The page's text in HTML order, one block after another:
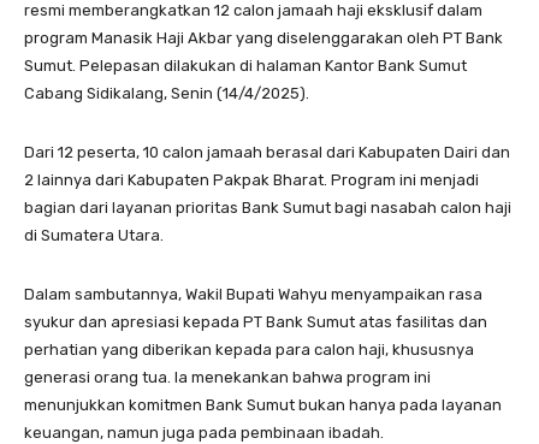
resmi memberangkatkan 12 calon jamaah haji eksklusif dalam
program Manasik Haji Akbar yang diselenggarakan oleh PT Bank
Sumut. Pelepasan dilakukan di halaman Kantor Bank Sumut
Cabang Sidikalang, Senin (14/4/2025).
Dari 12 peserta, 10 calon jamaah berasal dari Kabupaten Dairi dan
2 lainnya dari Kabupaten Pakpak Bharat. Program ini menjadi
bagian dari layanan prioritas Bank Sumut bagi nasabah calon haji
di Sumatera Utara.
Dalam sambutannya, Wakil Bupati Wahyu menyampaikan rasa
syukur dan apresiasi kepada PT Bank Sumut atas fasilitas dan
perhatian yang diberikan kepada para calon haji, khususnya
generasi orang tua. Ia menekankan bahwa program ini
menunjukkan komitmen Bank Sumut bukan hanya pada layanan
keuangan, namun juga pada pembinaan ibadah.